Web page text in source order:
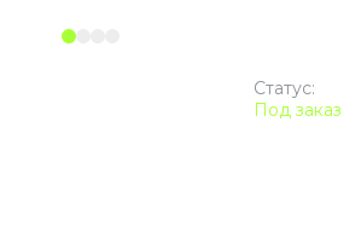
Статус:
Под заказ